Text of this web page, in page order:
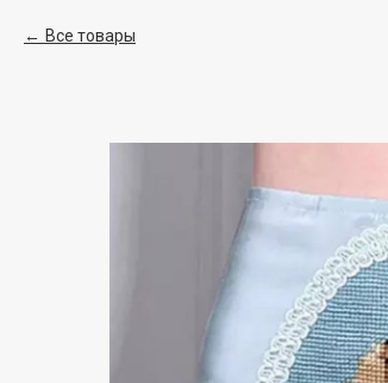
Все товары